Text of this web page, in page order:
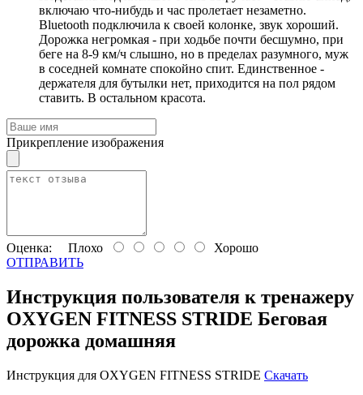
включаю что-нибудь и час пролетает незаметно.
Bluetooth подключила к своей колонке, звук хороший.
Дорожка негромкая - при ходьбе почти бесшумно, при
беге на 8-9 км/ч слышно, но в пределах разумного, муж
в соседней комнате спокойно спит. Единственное -
держателя для бутылки нет, приходится на пол рядом
ставить. В остальном красота.
Прикрепление изображения
Оценка: Плохо
Хорошо
ОТПРАВИТЬ
Инструкция пользователя к тренажеру
OXYGEN FITNESS STRIDE Беговая
дорожка домашняя
Инструкция для OXYGEN FITNESS STRIDE Скачать